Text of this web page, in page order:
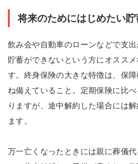
将来のためにはじめたい
飲み会や自動車のローンなどで支
貯蓄ができないという方にオスス
す。終身保険の大きな特徴は、保
ね備えていること。定期保険に比
りますが、途中解約した場合には
ます。
万一亡くなったときには親に葬儀